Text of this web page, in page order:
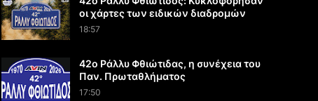
οι χάρτες των ειδικών διαδρομών
18:57
42ο Ράλλυ Φθιώτιδας, η συνέχεια του
Παν. Πρωταθλήματος
17:50